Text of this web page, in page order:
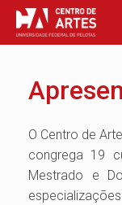
Skip
content
O Centro de
congrega 19
Mestrado e